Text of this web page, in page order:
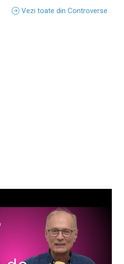
Vezi toate din Controverse